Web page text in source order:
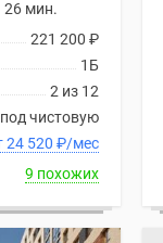
26 мин.
221 200 ₽
1Б
2 из 12
под чистовую
В ипотеку от 24 520 ₽/мес
9 похожих